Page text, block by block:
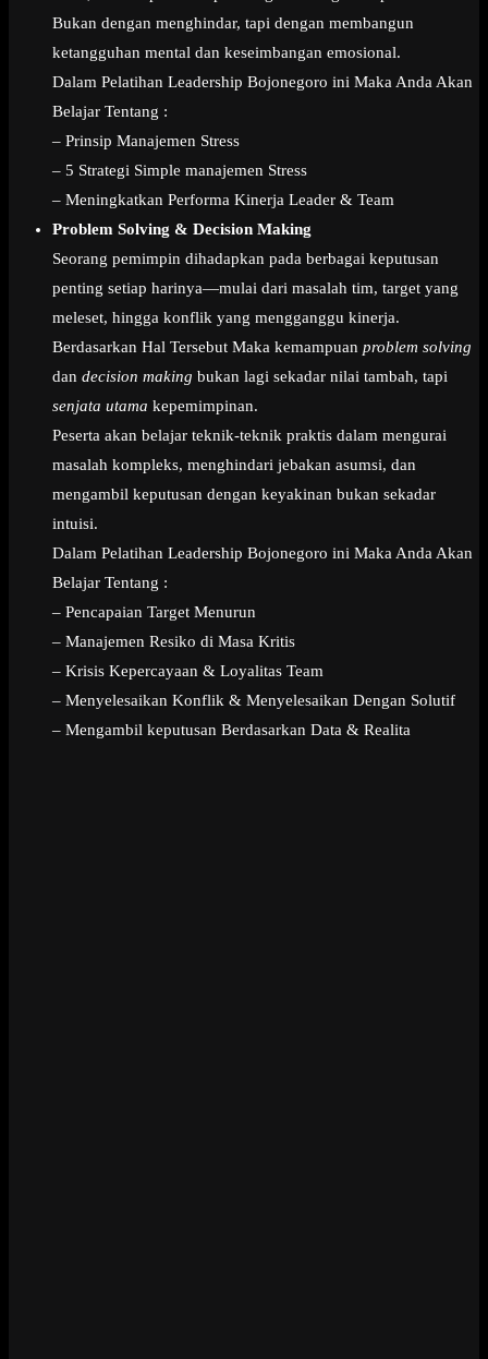
Bukan dengan menghindar, tapi dengan membangun
ketangguhan mental dan keseimbangan emosional.
Dalam Pelatihan Leadership Bojonegoro ini Maka Anda Akan
Belajar Tentang :
– Prinsip Manajemen Stress
– 5 Strategi Simple manajemen Stress
– Meningkatkan Performa Kinerja Leader & Team
Problem Solving & Decision Making
Seorang pemimpin dihadapkan pada berbagai keputusan
penting setiap harinya—mulai dari masalah tim, target yang
meleset, hingga konflik yang mengganggu kinerja.
Berdasarkan Hal Tersebut Maka kemampuan problem solving
dan decision making bukan lagi sekadar nilai tambah, tapi
senjata utama kepemimpinan.
Peserta akan belajar teknik-teknik praktis dalam mengurai
masalah kompleks, menghindari jebakan asumsi, dan
mengambil keputusan dengan keyakinan bukan sekadar
intuisi.
Dalam Pelatihan Leadership Bojonegoro ini Maka Anda Akan
Belajar Tentang :
– Pencapaian Target Menurun
– Manajemen Resiko di Masa Kritis
– Krisis Kepercayaan & Loyalitas Team
– Menyelesaikan Konflik & Menyelesaikan Dengan Solutif
– Mengambil keputusan Berdasarkan Data & Realita